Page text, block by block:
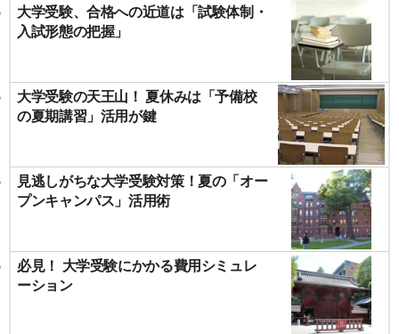
大学受験、合格への近道は「試験体制・
入試形態の把握」
大学受験の天王山！ 夏休みは「予備校
の夏期講習」活用が鍵
見逃しがちな大学受験対策！夏の「オー
プンキャンパス」活用術
必見！ 大学受験にかかる費用シミュレ
ーション